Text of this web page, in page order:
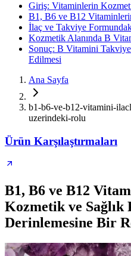
Giriş: Vitaminlerin
B1, B6 ve B12
İlaç ve Takviye
Kozmetik Alanında B
Sonuç: B Vitamini
Edilmesi
Ana Sayfa
b1-b6-ve-b12-vitamini-
uzerindeki-rolu
Ürün Karşılaştırmaları
B1, B6 ve B12
Kozmetik ve Sağlık
Derinlemesine Bir